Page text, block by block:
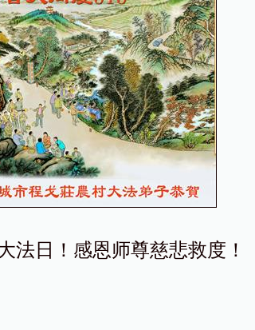
法日！感恩师尊慈悲救度！